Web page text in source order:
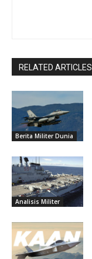
RELATED ARTICLES
Berita Militer Dunia
Analisis Militer